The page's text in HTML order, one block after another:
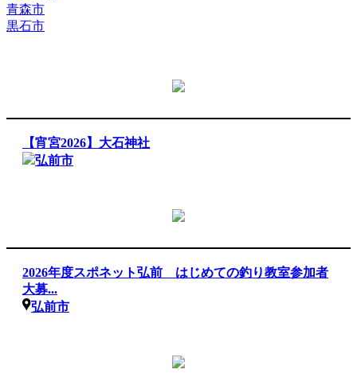
青森市
黒石市
【宵宮2026】大石神社
弘前市
2026年度スポネット弘前 はじめての釣り教室参加者
大募...
弘前市